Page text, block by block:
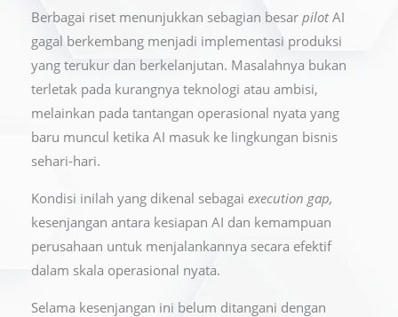
Berbagai riset menunjukkan sebagian besar pilotAI
gagal berkembang menjadi implementasi produksi
yang terukur dan berkelanjutan. Masalahnya bukan
terletak pada kurangnya teknologi atau ambisi,
melainkan pada tantangan operasional nyata yang
baru muncul ketika AI masuk ke lingkungan bisnis
sehari-hari.
Kondisi inilah yang dikenal sebagai execution gap,
kesenjangan antara kesiapan AI dan kemampuan
perusahaan untuk menjalankannya secara efektif
dalam skala operasional nyata.
Selama kesenjangan ini belum ditangani dengan